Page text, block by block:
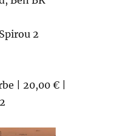
2
| 20,00 € |